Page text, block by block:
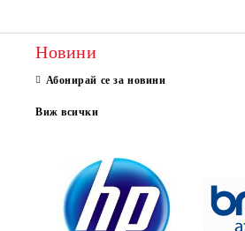
Новини
Абонирай се за новини
Виж всички